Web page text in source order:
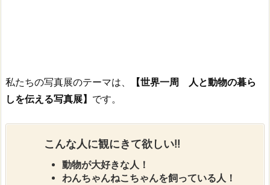
私たちの写真展のテーマは、
【世界一周 人と動物の暮ら
しを伝える写真展】 です。
こんな人に観にきて欲しい!!
動物が大好きな人！
わんちゃんねこちゃんを飼っている人！